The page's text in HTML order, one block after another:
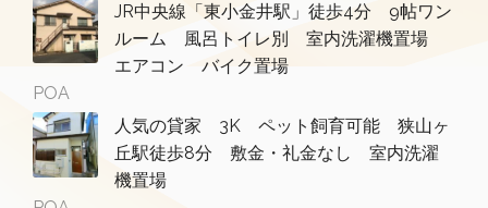
JR中央線「東小金井駅」徒歩4分 9帖ワン
ルーム 風呂トイレ別 室内洗濯機置場
エアコン バイク置場
POA
人気の貸家 3K ペット飼育可能 狭山ヶ
丘駅徒歩8分 敷金・礼金なし 室内洗濯
機置場